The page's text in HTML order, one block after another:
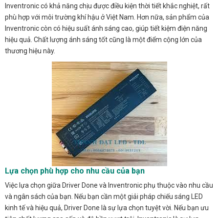
Inventronic có khả năng chịu được điều kiện thời tiết khắc nghiệt, rất
phù hợp với môi trường khí hậu ở Việt Nam. Hơn nữa, sản phẩm của
Inventronic còn có hiệu suất ánh sáng cao, giúp tiết kiệm điện năng
hiệu quả. Chất lượng ánh sáng tốt cũng là một điểm cộng lớn của
thương hiệu này.
Lựa chọn phù hợp cho nhu cầu của bạn
Việc lựa chọn giữa Driver Done và Inventronic phụ thuộc vào nhu cầu
và ngân sách của bạn. Nếu bạn cần một giải pháp chiếu sáng LED
kinh tế và hiệu quả, Driver Done là sự lựa chọn tuyệt vời. Nếu bạn ưu